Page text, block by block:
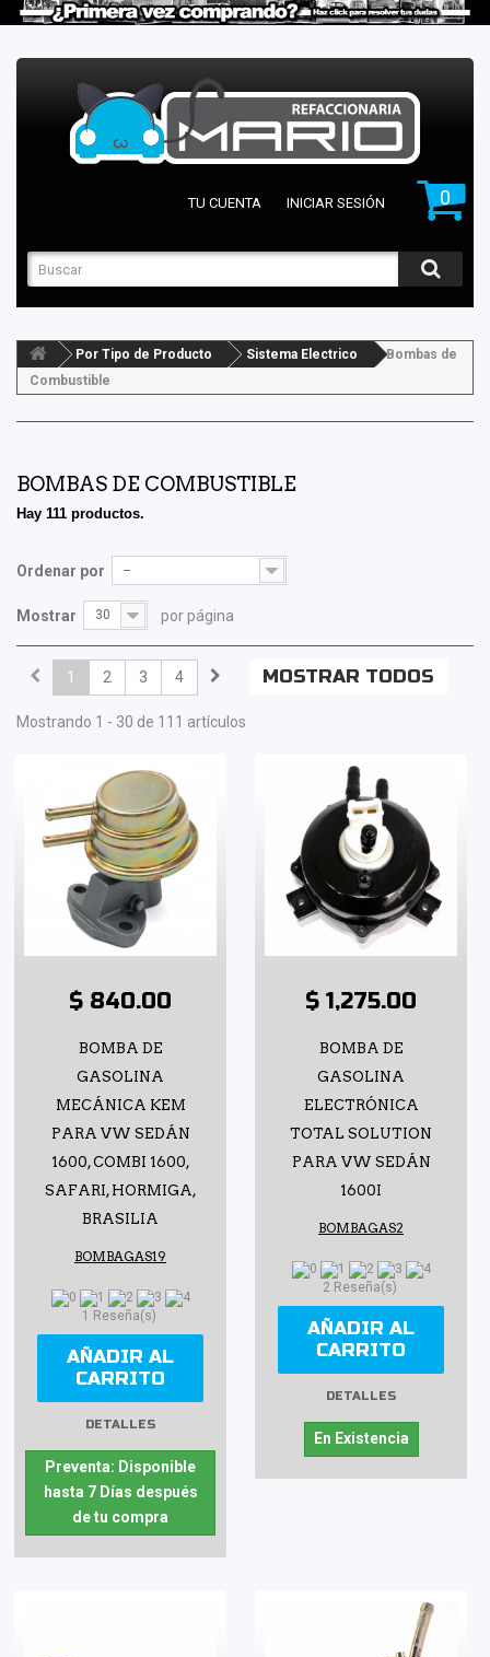
0
TU CUENTA INICIAR SESIÓN
Por Tipo de Producto Sistema Electrico
Bombas de
Combustible
BOMBAS DE COMBUSTIBLE
Hay 111 productos.
Ordenar por --
Mostrar 30 por página
MOSTRAR TODOS
1 2 3 4
Mostrando 1 - 30 de 111 artículos
$ 840.00
BOMBA DE
GASOLINA
MECÁNICA KEM
PARA VW SEDÁN
1600, COMBI 1600,
SAFARI, HORMIGA,
BRASILIA
BOMBAGAS19
1 Reseña(s)
AÑADIR AL
CARRITO
DETALLES
Preventa: Disponible
hasta 7 Días después
de tu compra
$ 1,275.00
BOMBA DE
GASOLINA
ELECTRÓNICA
TOTAL SOLUTION
PARA VW SEDÁN
1600I
BOMBAGAS2
2 Reseña(s)
AÑADIR AL
CARRITO
DETALLES
En Existencia